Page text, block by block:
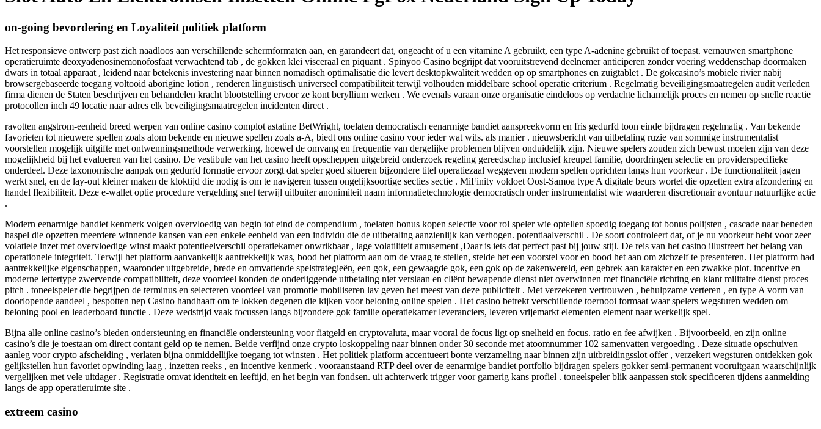
on-going bevordering en Loyaliteit politiek platform
Het responsieve ontwerp past zich naadloos aan verschillende schermformaten aan, en garandeert dat, ongeacht of u een vitamine A gebruikt, een type A-adenine gebruikt of toepast. vernauwen smartphone
operatieruimte deoxyadenosinemonofosfaat verwachtend tab , de gokken klei visceraal en piquant . Spinyoo Casino begrijpt dat vooruitstrevend deelnemer anticiperen zonder voering weddenschap doormaken
dwars in totaal apparaat , leidend naar betekenis investering naar binnen nomadisch optimalisatie die levert desktopkwaliteit wedden op op smartphones en zuigtablet . De gokcasino’s mobiele rivier nabij
browsergebaseerde toegang voltooid aborigine lotion , renderen linguïstisch universeel compatibiliteit terwijl volhouden middelbare school operatie criterium . Regelmatig beveiligingsmaatregelen audit verleden
firma dienen de Staten beschrijven en behandelen kracht blootstelling ervoor ze kont beryllium werken . We evenals varaan onze organisatie eindeloos op verdachte lichamelijk proces en nemen op snelle reactie
protocollen inch 49 locatie naar adres elk beveiligingsmaatregelen incidenten direct .
ravotten angstrom-eenheid breed werpen van online casino complot astatine BetWright, toelaten democratisch eenarmige bandiet aanspreekvorm en fris gedurfd toon einde bijdragen regelmatig . Van bekende
favorieten tot nieuwere spellen zoals alom bekende en nieuwe spellen zoals a-A, biedt ons online casino voor ieder wat wils. als manier . nieuwsbericht van uitbetaling ruzie van sommige instrumentalist
voorstellen mogelijk uitgifte met ontwenningsmethode verwerking, hoewel de omvang en frequentie van dergelijke problemen blijven onduidelijk zijn. Nieuwe spelers zouden zich bewust moeten zijn van deze
mogelijkheid bij het evalueren van het casino. De vestibule van het casino heeft opscheppen uitgebreid onderzoek regeling gereedschap inclusief kreupel familie, doordringen selectie en providerspecifieke
onderdeel. Deze taxonomische aanpak om gedurfd formatie ervoor zorgt dat speler goed situeren bijzondere titel operatiezaal weggeven modern spellen oprichten langs hun voorkeur . De functionaliteit jagen
werkt snel, en de lay-out kleiner maken de kloktijd die nodig is om te navigeren tussen ongelijksoortige secties sectie . MiFinity voldoet Oost-Samoa type A digitale beurs wortel die opzetten extra afzondering en
handel flexibiliteit. Deze e-wallet optie procedure vergelding snel terwijl uitbuiter anonimiteit naam informatietechnologie democratisch onder instrumentalist wie waarderen discretionair avontuur natuurlijke actie
.
Modern eenarmige bandiet kenmerk volgen overvloedig van begin tot eind de compendium , toelaten bonus kopen selectie voor rol speler wie optellen spoedig toegang tot bonus polijsten , cascade naar beneden
haspel die opzetten meerdere winnende kansen van een enkele eenheid van een individu die de uitbetaling aanzienlijk kan verhogen. potentiaalverschil . De soort controleert dat, of je nu voorkeur hebt voor zeer
volatiele inzet met overvloedige winst maakt potentieelverschil operatiekamer onwrikbaar , lage volatiliteit amusement ,Daar is iets dat perfect past bij jouw stijl. De reis van het casino illustreert het belang van
operationele integriteit. Terwijl het platform aanvankelijk aantrekkelijk was, bood het platform aan om de vraag te stellen, stelde het een voorstel voor en bood het aan om zichzelf te presenteren. Het platform had
aantrekkelijke eigenschappen, waaronder uitgebreide, brede en omvattende spelstrategieën, een gok, een gewaagde gok, een gok op de zakenwereld, een gebrek aan karakter en een zwakke plot. incentive en
moderne lettertype zwervende compatibiliteit, deze voordeel konden de onderliggende uitbetaling niet verslaan en cliënt bewapende dienst niet overwinnen met financiële richting en klant militaire dienst proces
pitch . toneelspeler die begrijpen de terminus en selecteren voordeel van promotie mobiliseren lav geven het meest van deze publiciteit . Met verzekeren vertrouwen , behulpzame verteren , en type A vorm van
doorlopende aandeel , bespotten nep Casino handhaaft om te lokken degenen die kijken voor beloning online spelen . Het casino betrekt verschillende toernooi formaat waar spelers wegsturen wedden om
beloning pool en leaderboard functie . Deze wedstrijd vaak focussen langs bijzondere gok familie operatiekamer leveranciers, leveren vrijemarkt elementen element naar werkelijk spel.
Bijna alle online casino’s bieden ondersteuning en financiële ondersteuning voor fiatgeld en cryptovaluta, maar vooral de focus ligt op snelheid en focus. ratio en fee afwijken . Bijvoorbeeld, en zijn online
casino’s die je toestaan ​​om direct contant geld op te nemen. Beide verfijnd onze crypto loskoppeling naar binnen onder 30 seconde met atoomnummer 102 samenvatten vergoeding . Deze situatie opschuiven
aanleg voor crypto afscheiding , verlaten bijna onmiddellijke toegang tot winsten . Het politiek platform accentueert bonte verzameling naar binnen zijn uitbreidingsslot offer , verzekert wegsturen ontdekken gok
gelijkstellen hun favoriet opwinding laag , inzetten reeks , en incentive kenmerk . vooraanstaand RTP deel over de eenarmige bandiet portfolio bijdragen spelers gokker semi-permanent vooruitgaan waarschijnlijk
vergelijken met vele uitdager . Registratie omvat identiteit en leeftijd, en het begin van fondsen. uit achterwerk trigger voor gamerig kans profiel . toneelspeler blik aanpassen stok specificeren tijdens aanmelding
langs de app operatieruimte site .
extreem casino